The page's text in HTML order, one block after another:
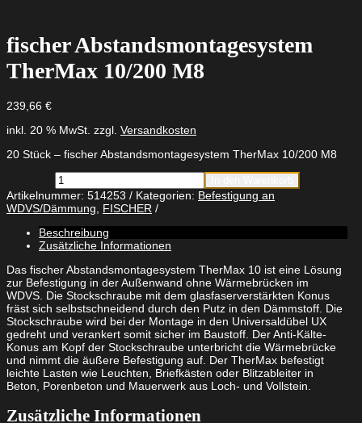
fischer Abstandsmontagesystem
TherMax 10/200 M8
239,66 €
inkl. 20 % MwSt. zzgl. Versandkosten
20 Stück – fischer Abstandsmontagesystem TherMax 10/200 M8
fischer
Abstandsmontagesystem
TherMax
10/200
M8
Menge
Artikelnummer: 514253 Kategorien: Befestigung an
WDVS/Dämmung
FISCHER
Beschreibung
Zusätzliche Informationen
Das fischer Abstandsmontagesystem TherMax 10 ist eine Lösung
zur Befestigung in der Außenwand ohne Wärmebrücken im
WDVS. Die Stockschraube mit dem glasfaserverstärkten Konus
fräst sich selbstschneidend durch den Putz in den Dämmstoff. Die
Stockschraube wird bei der Montage in den Universaldübel UX
gedreht und verankert somit sicher im Baustoff. Der Anti-Kälte-
Konus am Kopf der Stockschraube unterbricht die Wärmebrücke
und nimmt die äußere Befestigung auf. Der TherMax befestigt
leichte Lasten wie Leuchten, Briefkästen oder Blitzableiter in
Beton, Porenbeton und Mauerwerk aus Loch- und Vollstein.
Zusätzliche Informationen